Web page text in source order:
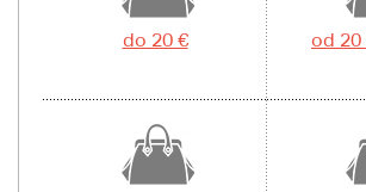
do 20 € od 20